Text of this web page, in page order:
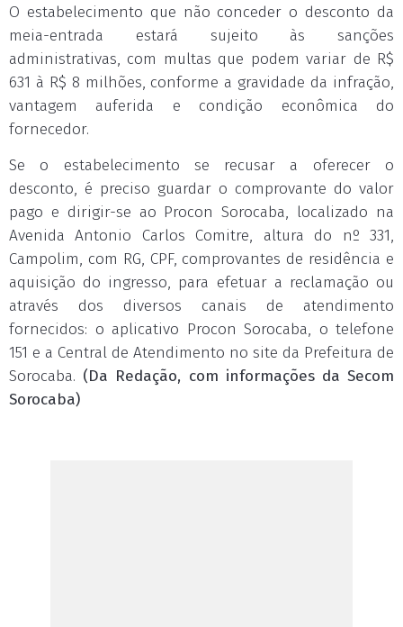
O estabelecimento que não conceder o desconto da
meia-entrada estará sujeito às sanções
administrativas, com multas que podem variar de R$
631 à R$ 8 milhões, conforme a gravidade da infração,
vantagem auferida e condição econômica do
fornecedor.
Se o estabelecimento se recusar a oferecer o
desconto, é preciso guardar o comprovante do valor
pago e dirigir-se ao Procon Sorocaba, localizado na
Avenida Antonio Carlos Comitre, altura do nº 331,
Campolim, com RG, CPF, comprovantes de residência e
aquisição do ingresso, para efetuar a reclamação ou
através dos diversos canais de atendimento
fornecidos: o aplicativo Procon Sorocaba, o telefone
151 e a Central de Atendimento no site da Prefeitura de
Sorocaba. (Da Redação, com informações da Secom
Sorocaba)